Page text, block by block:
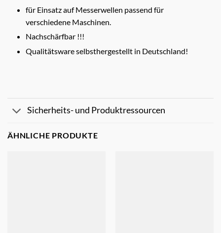
für Einsatz auf Messerwellen passend für
verschiedene Maschinen.
Nachschärfbar !!!
Qualitätsware selbsthergestellt in Deutschland!
Sicherheits- und Produktressourcen
ÄHNLICHE PRODUKTE